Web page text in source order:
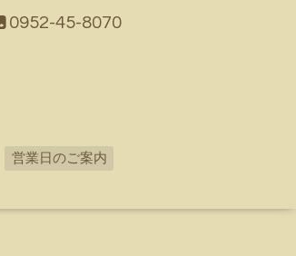
0952-45-8070
営業日のご案内